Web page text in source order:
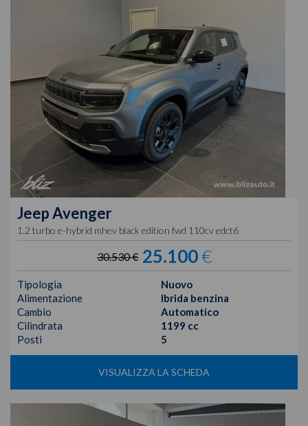
JeepAvenger
1.2 turbo e-hybrid mhev black edition fwd 110cv edct6
30.530 € 25.100€
Tipologia
Nuovo
Alimentazione
Ibrida benzina
Cambio
Automatico
Cilindrata
1199 cc
Posti
5
VISUALIZZA LA SCHEDA